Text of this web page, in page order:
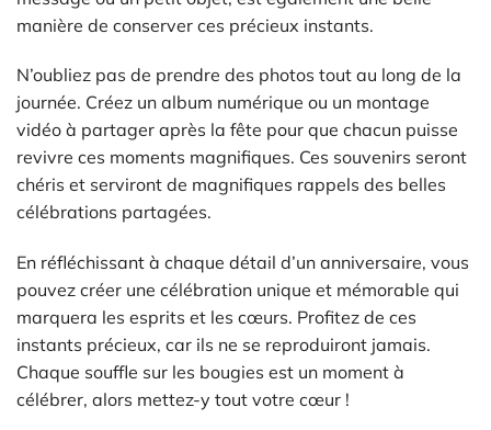
manière de conserver ces précieux instants.
N’oubliez pas de prendre des photos tout au long de la
journée. Créez un album numérique ou un montage
vidéo à partager après la fête pour que chacun puisse
revivre ces moments magnifiques. Ces souvenirs seront
chéris et serviront de magnifiques rappels des belles
célébrations partagées.
En réfléchissant à chaque détail d’un anniversaire, vous
pouvez créer une célébration unique et mémorable qui
marquera les esprits et les cœurs. Profitez de ces
instants précieux, car ils ne se reproduiront jamais.
Chaque souffle sur les bougies est un moment à
célébrer, alors mettez-y tout votre cœur !